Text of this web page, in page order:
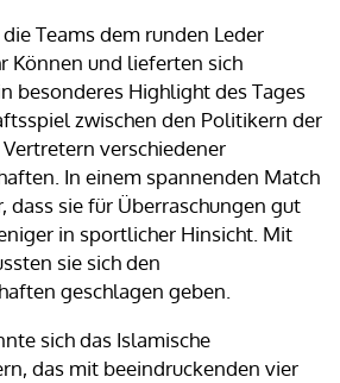
Teams dem runden Leder
Können und lieferten sich
besonderes Highlight des Tages
zwischen den Politikern der
verschiedener
In einem spannenden Match
dass sie für Überraschungen gut
in sportlicher Hinsicht. Mit
sie sich den
geschlagen geben.
sich das Islamische
das mit beeindruckenden vier